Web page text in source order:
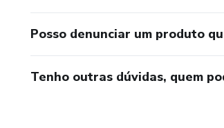
Posso denunciar um produto
Tenho outras dúvidas, quem